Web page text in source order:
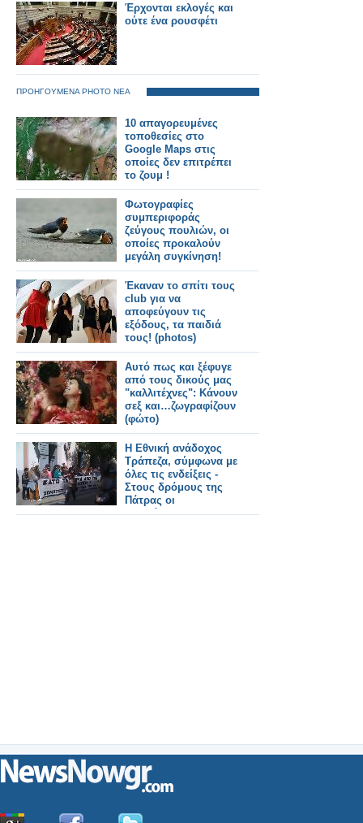
Έρχονται εκλογές και
ούτε ένα ρουσφέτι
ΠΡΟΗΓΟΥΜΕΝΑ PHOTO ΝΕΑ
10 απαγορευμένες
τοποθεσίες στο
Google Maps στις
οποίες δεν επιτρέπει
το ζουμ !
Φωτογραφίες
συμπεριφοράς
ζεύγους πουλιών, οι
οποίες προκαλούν
μεγάλη συγκίνηση!
Έκαναν το σπίτι τους
club για να
αποφεύγουν τις
εξόδους, τα παιδιά
τους! (photos)
Αυτό πως και ξέφυγε
από τους δικούς μας
"καλλιτέχνες": Κάνουν
σεξ και…ζωγραφίζουν
(φώτο)
Η Εθνική ανάδοχος
Τράπεζα, σύμφωνα με
όλες τις ενδείξεις -
Στους δρόμους της
Πάτρας οι
εργαζόμενοι της